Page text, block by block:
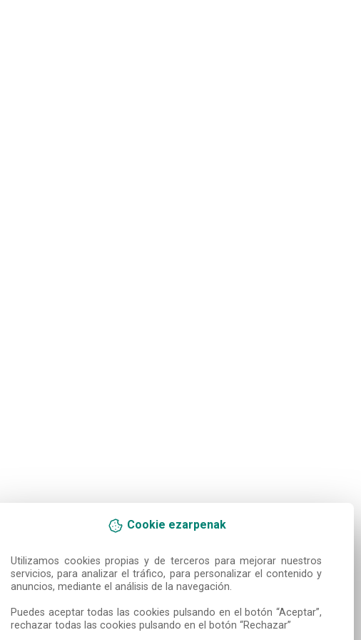
Cookie ezarpenak
Utilizamos cookies propias y de terceros para mejorar nuestros
servicios, para analizar el tráfico, para personalizar el contenido y
anuncios, mediante el análisis de la navegación.
Puedes aceptar todas las cookies pulsando en el botón “Aceptar”,
rechazar todas las cookies pulsando en el botón “Rechazar”